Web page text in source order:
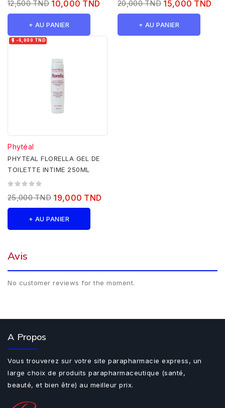
12,500 TND 10,000 TND
+ AU PANIER
20,000 TND 15,000 TND
+ AU PANIER
 -6,000 TND
Phytéal
PHYTEAL FLORELLA GEL DE
TOILETTE INTIME 250ML
25,000 TND 19,000 TND
+ AU PANIER
Avis
No customer reviews for the moment.
A Propos
Vous trouverez sur votre site parapharmacie express, un
large choix de produits parapharmaceutique (santé,
beauté, et bien être) au meilleur prix.